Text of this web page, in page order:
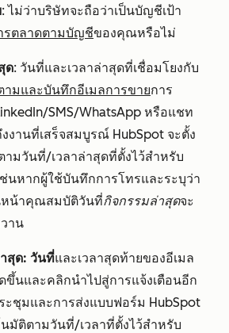
: ไม่ว่าบริษัทจะถือว่าเป็นบัญชีเป้า
รตลาดตามบัญชีของคุณหรือไม่
ด: วันที่และเวลาล่าสุดที่เชื่อมโยงกับ
ามและบันทึกอีเมลการขายการ
SMS/WhatsApp หรือแชท
งานที่เสร็จสมบูรณ์ HubSpot จะตั้ง
มวันที่/เวลาล่าสุดที่ตั้งไว้สำหรับ
นหากผู้ใช้บันทึกการโทรและระบุว่า
หน้าคุณสมบัติวันที่กิจกรรมล่าสุดจะ
าน
สุด: วันที่และเวลาสุดท้ายของอีเมล
ขึ้นและคลิกนำไปสู่การแจ้งเตือนอีก
ะชุมและการส่งแบบฟอร์ม HubSpot
มัติตามวันที่/เวลาที่ตั้งไว้สำหรับ